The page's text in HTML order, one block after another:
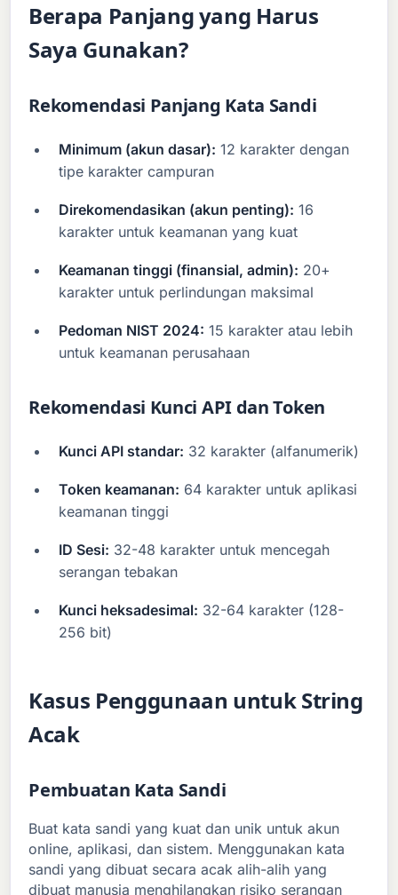
Berapa Panjang yang Harus
Saya Gunakan?
Rekomendasi Panjang Kata Sandi
Minimum (akun dasar): 12 karakter dengan
tipe karakter campuran
Direkomendasikan (akun penting): 16
karakter untuk keamanan yang kuat
Keamanan tinggi (finansial, admin): 20+
karakter untuk perlindungan maksimal
Pedoman NIST 2024: 15 karakter atau lebih
untuk keamanan perusahaan
Rekomendasi Kunci API dan Token
Kunci API standar: 32 karakter (alfanumerik)
Token keamanan: 64 karakter untuk aplikasi
keamanan tinggi
ID Sesi: 32-48 karakter untuk mencegah
serangan tebakan
Kunci heksadesimal: 32-64 karakter (128-
256 bit)
Kasus Penggunaan untuk String
Acak
Pembuatan Kata Sandi
Buat kata sandi yang kuat dan unik untuk akun
online, aplikasi, dan sistem. Menggunakan kata
sandi yang dibuat secara acak alih-alih yang
dibuat manusia menghilangkan risiko serangan